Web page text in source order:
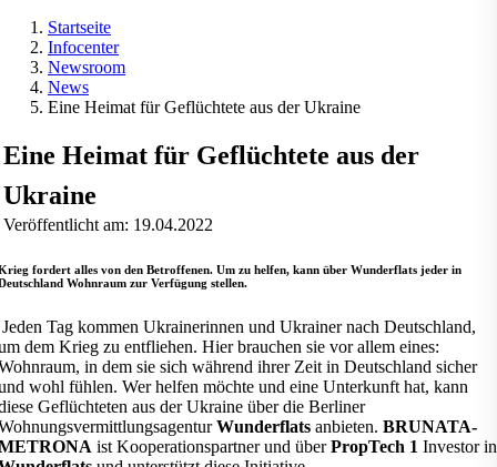
Startseite
Infocenter
Newsroom
News
Eine Heimat für Geflüchtete aus der Ukraine
Eine Heimat für Geflüchtete aus der
Ukraine
Veröffentlicht am: 19.04.2022
fordert alles von den Betroffenen. Um zu helfen, kann über Wunderflats jeder in
Wohnraum zur Verfügung stellen.
Jeden Tag kommen Ukrainerinnen und Ukrainer nach Deutschland,
dem Krieg zu entfliehen. Hier brauchen sie vor allem eines:
in dem sie sich während ihrer Zeit in Deutschland sicher
wohl fühlen. Wer helfen möchte und eine Unterkunft hat, kann
Geflüchteten aus der Ukraine über die Berliner
Wunderflats anbieten. BRUNATA-
ist Kooperationspartner und überPropTech 1 Investor in